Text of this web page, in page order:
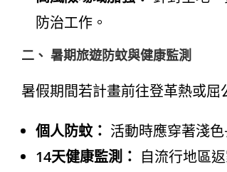
防治工作 。
二、 暑期旅遊防蚊與健康監測
暑假期間若計畫前往登革熱或
個人防蚊： 活動時應穿著淺
14天健康監測： 自流行地區